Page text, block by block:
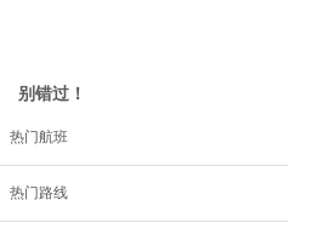
别错过！
热门航班
热门路线